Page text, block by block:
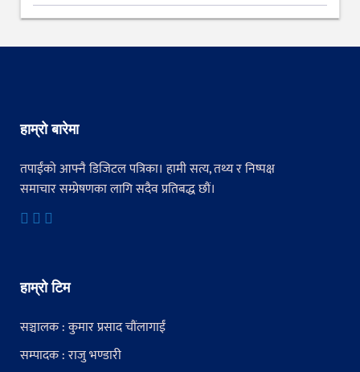
हाम्रो बारेमा
तपाईंको आफ्नै डिजिटल पत्रिका। हामी सत्य, तथ्य र निष्पक्ष
समाचार सम्प्रेषणका लागि सदैव प्रतिबद्ध छौं।
हाम्रो टिम
सञ्चालक : कुमार प्रसाद चौंलागाईं
सम्पादक : राजु भण्डारी